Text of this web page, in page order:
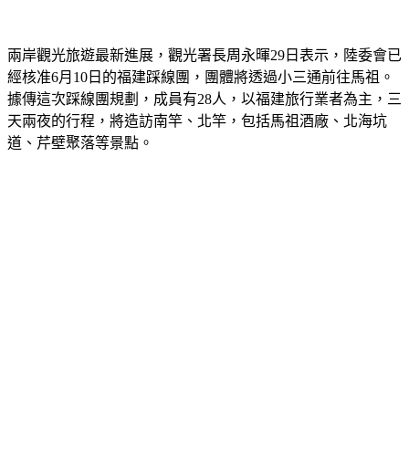
兩岸觀光旅遊最新進展，觀光署長周永暉29日表示，陸委會已
經核准6月10日的福建踩線團，團體將透過小三通前往馬祖。
據傳這次踩線團規劃，成員有28人，以福建旅行業者為主，三
天兩夜的行程，將造訪南竿、北竿，包括馬祖酒廠、北海坑
道、芹壁聚落等景點。